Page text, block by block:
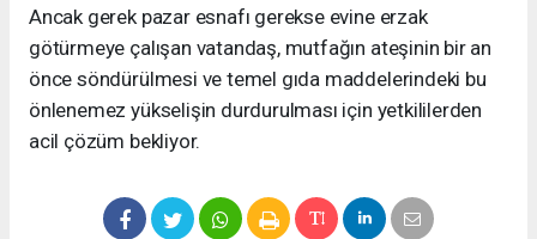
Ancak gerek pazar esnafı gerekse evine erzak
götürmeye çalışan vatandaş, mutfağın ateşinin bir an
önce söndürülmesi ve temel gıda maddelerindeki bu
önlenemez yükselişin durdurulması için yetkililerden
acil çözüm bekliyor.